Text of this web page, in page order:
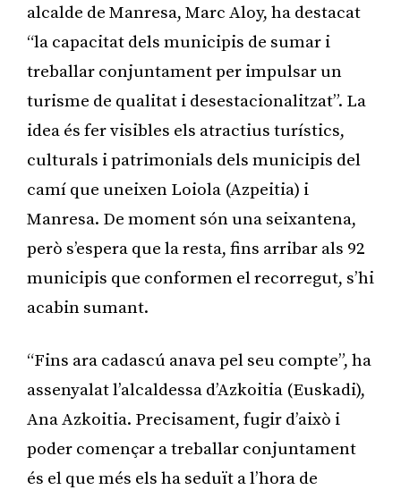
alcalde de Manresa, Marc Aloy, ha destacat
“la capacitat dels municipis de sumar i
treballar conjuntament per impulsar un
turisme de qualitat i desestacionalitzat”. La
idea és fer visibles els atractius turístics,
culturals i patrimonials dels municipis del
camí que uneixen Loiola (Azpeitia) i
Manresa. De moment són una seixantena,
però s’espera que la resta, fins arribar als 92
municipis que conformen el recorregut, s’hi
acabin sumant.
“Fins ara cadascú anava pel seu compte”, ha
assenyalat l’alcaldessa d’Azkoitia (Euskadi),
Ana Azkoitia. Precisament, fugir d’això i
poder començar a treballar conjuntament
és el que més els ha seduït a l’hora de